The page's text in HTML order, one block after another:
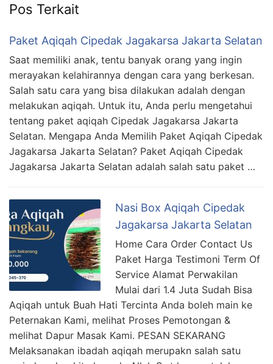
Pos Terkait
Paket Aqiqah Cipedak Jagakarsa Jakarta Selatan
Saat memiliki anak, tentu banyak orang yang ingin
merayakan kelahirannya dengan cara yang berkesan.
Salah satu cara yang bisa dilakukan adalah dengan
melakukan aqiqah. Untuk itu, Anda perlu mengetahui
tentang paket aqiqah Cipedak Jagakarsa Jakarta
Selatan. Mengapa Anda Memilih Paket Aqiqah Cipedak
Jagakarsa Jakarta Selatan? Paket Aqiqah Cipedak
Jagakarsa Jakarta Selatan adalah salah satu paket …
Nasi Box Aqiqah Cipedak
Jagakarsa Jakarta Selatan
Home Cara Order Contact Us
Paket Harga Testimoni Term Of
Service Alamat Perwakilan
Mulai dari 1.4 Juta Sudah Bisa
Aqiqah untuk Buah Hati Tercinta Anda boleh main ke
Peternakan Kami, melihat Proses Pemotongan &
melihat Dapur Masak Kami. PESAN SEKARANG
Melaksanakan ibadah aqiqah merupakn salah satu